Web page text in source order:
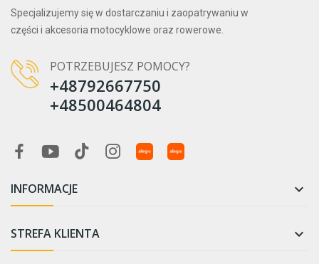
Specjalizujemy się w dostarczaniu i zaopatrywaniu w
części i akcesoria motocyklowe oraz rowerowe.
POTRZEBUJESZ POMOCY?
+48792667750
+48500464804
INFORMACJE 
STREFA KLIENTA 